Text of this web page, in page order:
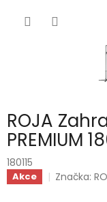
ROJA
PREMIUM
180115
Akce Značka: